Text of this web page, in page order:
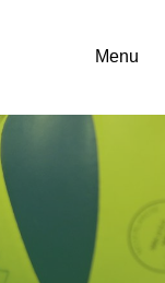
Menu